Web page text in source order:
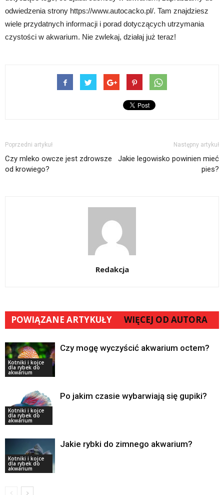
odwiedzenia strony https://www.autocacko.pl/. Tam znajdziesz
wiele przydatnych informacji i porad dotyczących utrzymania
czystości w akwarium. Nie zwlekaj, działaj już teraz!
Poprzedni artykuł
Czy mleko owcze jest zdrowsze
od krowiego?
Następny artykuł
Jakie legowisko powinien mieć
pies?
Redakcja
POWIĄZANE ARTYKUŁY WIĘCEJ OD AUTORA
Kotniki i kojce
dla rybek do
akwarium
Czy mogę wyczyścić akwarium octem?
Kotniki i kojce
dla rybek do
akwarium
Po jakim czasie wybarwiają się gupiki?
Kotniki i kojce
dla rybek do
akwarium
Jakie rybki do zimnego akwarium?